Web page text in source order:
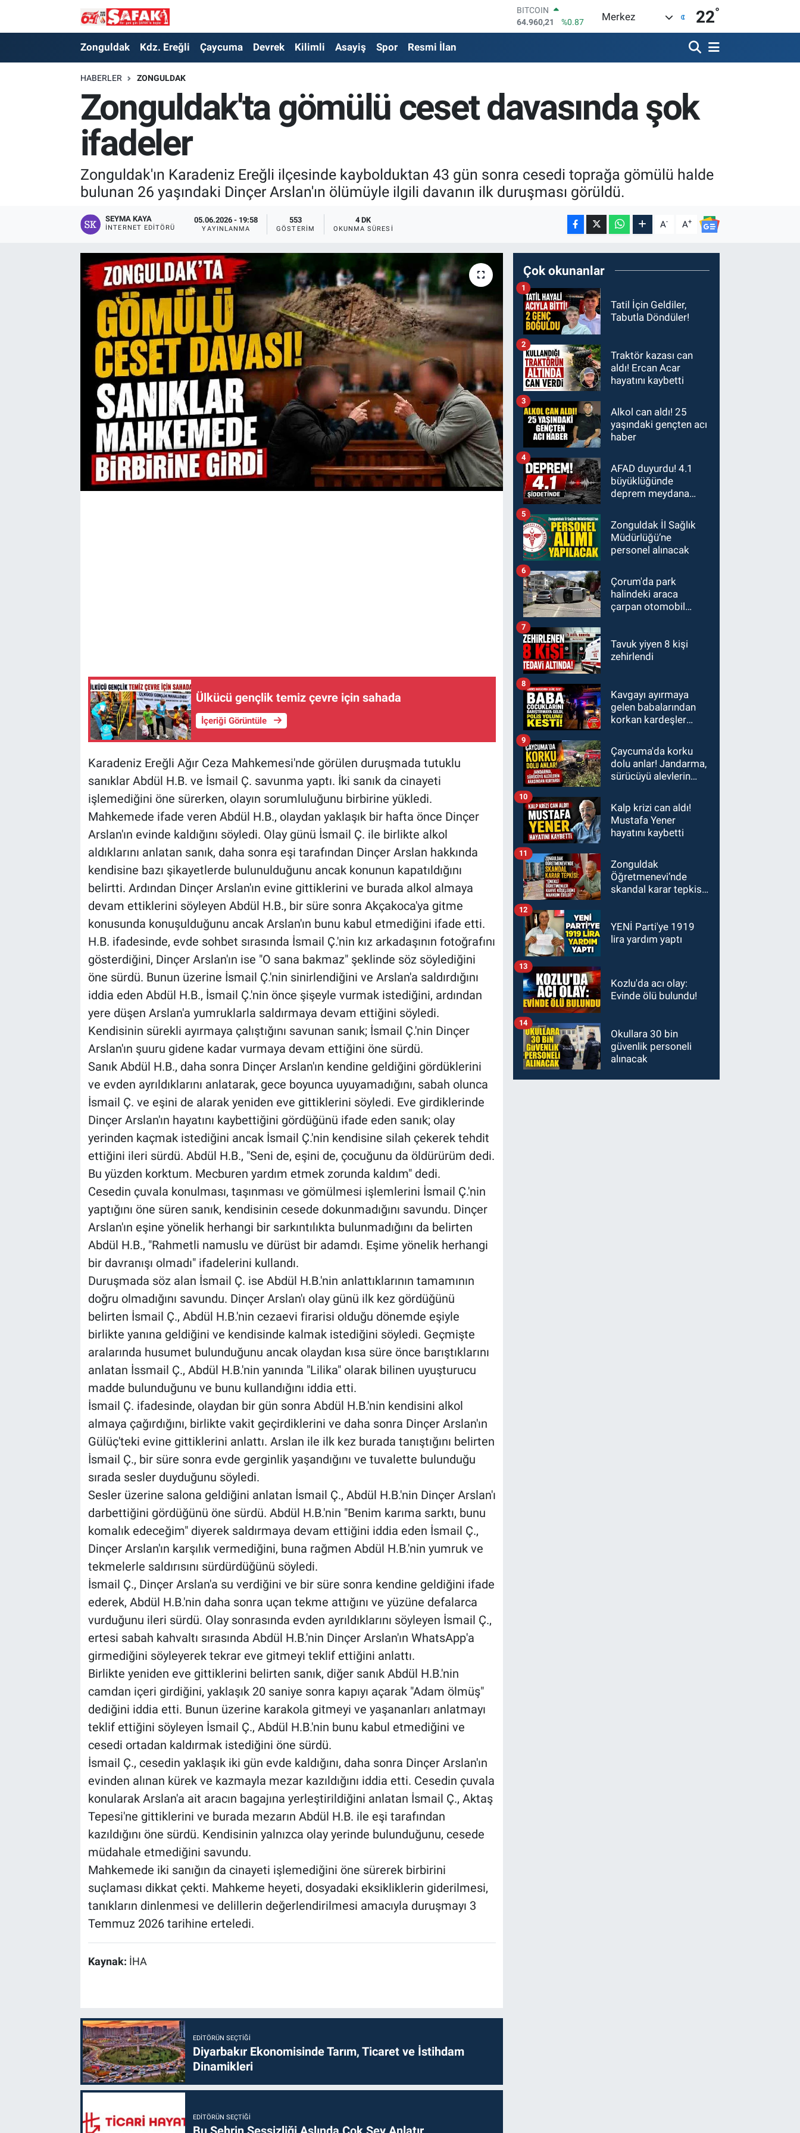
DOLAR
47,7436
%0.18
EURO
BİST100
13.779
%-14
Merkez 22°
Zonguldak Kdz. Ereğli Çaycuma Devrek Kilimli Asayiş Spor Resmi İlan
HABERLER ZONGULDAK
Zonguldak'ta gömülü ceset davasında şok
ifadeler
Zonguldak'ın Karadeniz Ereğli ilçesinde kaybolduktan 43 gün sonra cesedi toprağa gömülü halde
bulunan 26 yaşındaki Dinçer Arslan'ın ölümüyle ilgili davanın ilk duruşması görüldü.
SEYMA KAYA
İNTERNET EDITÖRÜ
05.06.2026 - 19:58
YAYINLANMA
553
GÖSTERIM
4 DK
OKUNMA SÜRESI A- A+
Ülkücü gençlik temiz çevre için sahada
İçeriği Görüntüle
Karadeniz Ereğli Ağır Ceza Mahkemesi'nde görülen duruşmada tutuklu
sanıklar Abdül H.B. ve İsmail Ç. savunma yaptı. İki sanık da cinayeti
işlemediğini öne sürerken, olayın sorumluluğunu birbirine yükledi.
Mahkemede ifade veren Abdül H.B., olaydan yaklaşık bir hafta önce Dinçer
Arslan'ın evinde kaldığını söyledi. Olay günü İsmail Ç. ile birlikte alkol
aldıklarını anlatan sanık, daha sonra eşi tarafından Dinçer Arslan hakkında
kendisine bazı şikayetlerde bulunulduğunu ancak konunun kapatıldığını
belirtti. Ardından Dinçer Arslan'ın evine gittiklerini ve burada alkol almaya
devam ettiklerini söyleyen Abdül H.B., bir süre sonra Akçakoca'ya gitme
konusunda konuşulduğunu ancak Arslan'ın bunu kabul etmediğini ifade etti.
H.B. ifadesinde, evde sohbet sırasında İsmail Ç.'nin kız arkadaşının fotoğrafını
gösterdiğini, Dinçer Arslan'ın ise "O sana bakmaz" şeklinde söz söylediğini
öne sürdü. Bunun üzerine İsmail Ç.'nin sinirlendiğini ve Arslan'a saldırdığını
iddia eden Abdül H.B., İsmail Ç.'nin önce şişeyle vurmak istediğini, ardından
yere düşen Arslan'a yumruklarla saldırmaya devam ettiğini söyledi.
Kendisinin sürekli ayırmaya çalıştığını savunan sanık; İsmail Ç.'nin Dinçer
Arslan'ın şuuru gidene kadar vurmaya devam ettiğini öne sürdü.
Sanık Abdül H.B., daha sonra Dinçer Arslan'ın kendine geldiğini gördüklerini
ve evden ayrıldıklarını anlatarak, gece boyunca uyuyamadığını, sabah olunca
İsmail Ç. ve eşini de alarak yeniden eve gittiklerini söyledi. Eve girdiklerinde
Dinçer Arslan'ın hayatını kaybettiğini gördüğünü ifade eden sanık; olay
yerinden kaçmak istediğini ancak İsmail Ç.'nin kendisine silah çekerek tehdit
ettiğini ileri sürdü. Abdül H.B., "Seni de, eşini de, çocuğunu da öldürürüm dedi.
Bu yüzden korktum. Mecburen yardım etmek zorunda kaldım" dedi.
Cesedin çuvala konulması, taşınması ve gömülmesi işlemlerini İsmail Ç.'nin
yaptığını öne süren sanık, kendisinin cesede dokunmadığını savundu. Dinçer
Arslan'ın eşine yönelik herhangi bir sarkıntılıkta bulunmadığını da belirten
Abdül H.B., "Rahmetli namuslu ve dürüst bir adamdı. Eşime yönelik herhangi
bir davranışı olmadı" ifadelerini kullandı.
Duruşmada söz alan İsmail Ç. ise Abdül H.B.'nin anlattıklarının tamamının
doğru olmadığını savundu. Dinçer Arslan'ı olay günü ilk kez gördüğünü
belirten İsmail Ç., Abdül H.B.'nin cezaevi firarisi olduğu dönemde eşiyle
birlikte yanına geldiğini ve kendisinde kalmak istediğini söyledi. Geçmişte
aralarında husumet bulunduğunu ancak olaydan kısa süre önce barıştıklarını
anlatan İssmail Ç., Abdül H.B.'nin yanında "Lilika" olarak bilinen uyuşturucu
madde bulunduğunu ve bunu kullandığını iddia etti.
İsmail Ç. ifadesinde, olaydan bir gün sonra Abdül H.B.'nin kendisini alkol
almaya çağırdığını, birlikte vakit geçirdiklerini ve daha sonra Dinçer Arslan'ın
Gülüç'teki evine gittiklerini anlattı. Arslan ile ilk kez burada tanıştığını belirten
İsmail Ç., bir süre sonra evde gerginlik yaşandığını ve tuvalette bulunduğu
sırada sesler duyduğunu söyledi.
Sesler üzerine salona geldiğini anlatan İsmail Ç., Abdül H.B.'nin Dinçer Arslan'ı
darbettiğini gördüğünü öne sürdü. Abdül H.B.'nin "Benim karıma sarktı, bunu
komalık edeceğim" diyerek saldırmaya devam ettiğini iddia eden İsmail Ç.,
Dinçer Arslan'ın karşılık vermediğini, buna rağmen Abdül H.B.'nin yumruk ve
tekmelerle saldırısını sürdürdüğünü söyledi.
İsmail Ç., Dinçer Arslan'a su verdiğini ve bir süre sonra kendine geldiğini ifade
ederek, Abdül H.B.'nin daha sonra uçan tekme attığını ve yüzüne defalarca
vurduğunu ileri sürdü. Olay sonrasında evden ayrıldıklarını söyleyen İsmail Ç.,
ertesi sabah kahvaltı sırasında Abdül H.B.'nin Dinçer Arslan'ın WhatsApp'a
girmediğini söyleyerek tekrar eve gitmeyi teklif ettiğini anlattı.
Birlikte yeniden eve gittiklerini belirten sanık, diğer sanık Abdül H.B.'nin
camdan içeri girdiğini, yaklaşık 20 saniye sonra kapıyı açarak "Adam ölmüş"
dediğini iddia etti. Bunun üzerine karakola gitmeyi ve yaşananları anlatmayı
teklif ettiğini söyleyen İsmail Ç., Abdül H.B.'nin bunu kabul etmediğini ve
cesedi ortadan kaldırmak istediğini öne sürdü.
İsmail Ç., cesedin yaklaşık iki gün evde kaldığını, daha sonra Dinçer Arslan'ın
evinden alınan kürek ve kazmayla mezar kazıldığını iddia etti. Cesedin çuvala
konularak Arslan'a ait aracın bagajına yerleştirildiğini anlatan İsmail Ç., Aktaş
Tepesi'ne gittiklerini ve burada mezarın Abdül H.B. ile eşi tarafından
kazıldığını öne sürdü. Kendisinin yalnızca olay yerinde bulunduğunu, cesede
müdahale etmediğini savundu.
Mahkemede iki sanığın da cinayeti işlemediğini öne sürerek birbirini
suçlaması dikkat çekti. Mahkeme heyeti, dosyadaki eksikliklerin giderilmesi,
tanıkların dinlenmesi ve delillerin değerlendirilmesi amacıyla duruşmayı 3
Temmuz 2026 tarihine erteledi.
Kaynak: İHA
EDITÖRÜN SEÇTIĞI
Diyarbakır Ekonomisinde Tarım, Ticaret ve İstihdam
Dinamikleri
EDITÖRÜN SEÇTIĞI
Çok okunanlar
Tatil İçin Geldiler,
Tabutla Döndüler!
1
Traktör kazası can
aldı! Ercan Acar
hayatını kaybetti
2
Alkol can aldı! 25
yaşındaki gençten acı
haber
3
AFAD duyurdu! 4.1
büyüklüğünde
deprem meydana
4
Zonguldak İl Sağlık
Müdürlüğü’ne
personel alınacak
5
Çorum'da park
halindeki araca
çarpan otomobil
6
Tavuk yiyen 8 kişi
zehirlendi
7
Kavgayı ayırmaya
gelen babalarından
korkan kardeşler
bizi vuracak"
8
Çaycuma'da korku
dolu anlar! Jandarma,
sürücüyü alevlerin
9
Kalp krizi can aldı!
Mustafa Yener
hayatını kaybetti
10
Zonguldak
Öğretmenevi’nde
skandal karar tepkisi:
mahkum edildi!"
11
YENİ Parti'ye 1919
lira yardım yaptı
12
Kozlu'da acı olay:
Evinde ölü bulundu!
13
Okullara 30 bin
güvenlik personeli
alınacak
14
Zonguldak
Kdz. Ereğli
Zonguldak Nöbetçi Eczaneler
Zonguldak Hava Durumu
Zonguldak Namaz Vakitleri
Zonguldak Trafik Yoğunluk Haritası
Süper Lig Puan Durumu ve Fikstür
Tüm Manşetler
Son Dakika Haberleri